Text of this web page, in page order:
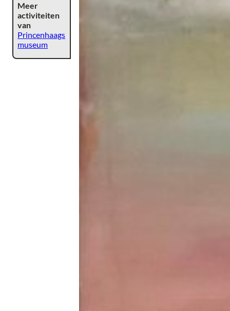
Meer
activiteiten
van
Princenhaags
museum